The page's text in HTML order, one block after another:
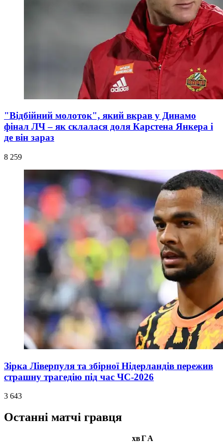
"Відбійний молоток", який вкрав у Динамо
фінал ЛЧ – як склалася доля Карстена Янкера і
де він зараз
8 259
Зірка Ліверпуля та збірної Нідерландів пережив
страшну трагедію під час ЧС-2026
3 643
Останні матчі гравця
хвГА